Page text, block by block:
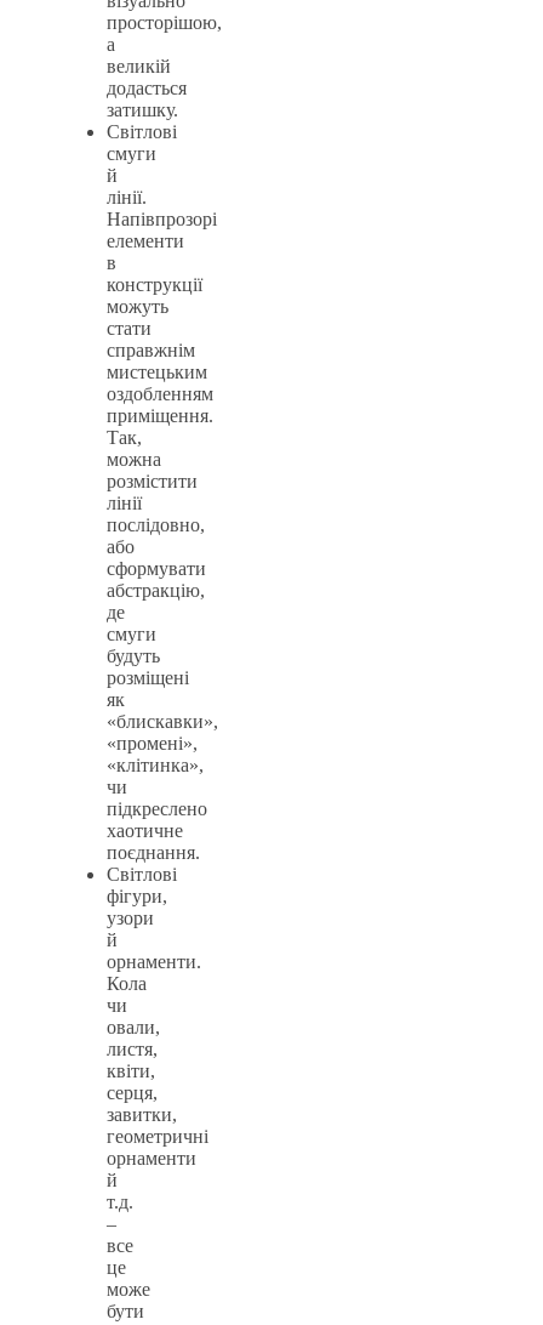
просторішою,
а
великій
додасться
затишку.
Світлові
смуги
й
лінії.
Напівпрозорі
елементи
в
конструкції
можуть
стати
справжнім
мистецьким
оздобленням
приміщення.
Так,
можна
розмістити
лінії
послідовно,
або
сформувати
абстракцію,
де
смуги
будуть
розміщені
як
«блискавки»,
«промені»,
«клітинка»,
чи
підкреслено
хаотичне
поєднання.
Світлові
фігури,
узори
й
орнаменти.
Кола
чи
овали,
листя,
квіти,
серця,
завитки,
геометричні
орнаменти
й
т.д.
–
все
це
може
бути